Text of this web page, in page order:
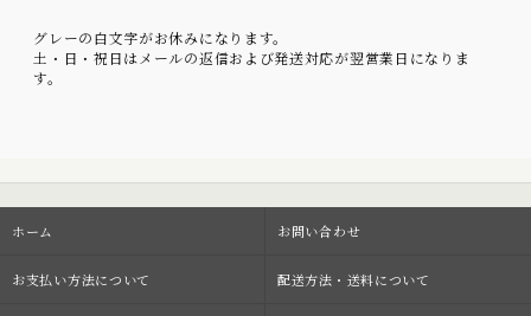
グレーの白文字がお休みになります。
土・日・祝日はメールの返信および発送対応が翌営業日になりま
す。
ホーム お問い合わせ
お支払い方法について 配送方法・送料について